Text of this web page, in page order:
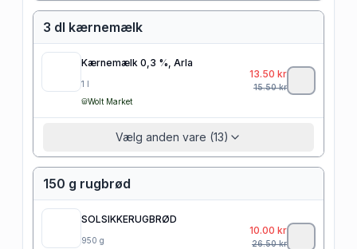
3 dl kærnemælk
Kærnemælk 0,3 %, Arla
1 l
Wolt Market
13.50 kr
15.50kr
Vælg anden vare (13)
150 g rugbrød
SOLSIKKERUGBRØD
950 g
10.00 kr
26.50kr